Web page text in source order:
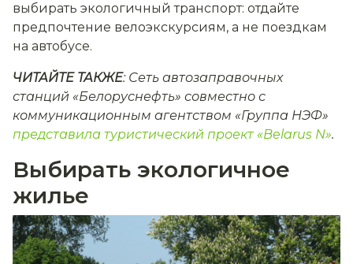
выбирать экологичный транспорт: отдайте
предпочтение велоэкскурсиям, а не поездкам
на автобусе.
ЧИТАЙТЕ ТАКЖЕ: Сеть автозаправочных
станций «Белоруснефть» совместно с
коммуникационным агентством «Группа НЭФ»
представила туристический проект «Belarus N».
Выбирать экологичное
жилье